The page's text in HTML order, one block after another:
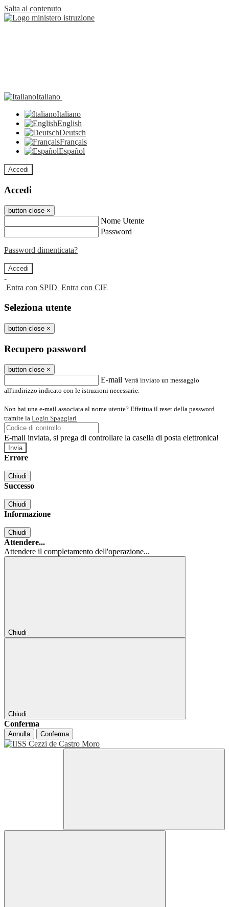
Salta al contenuto
Italiano
Italiano
English
Deutsch
Français
Español
Accedi
Accedi
button close ×
Nome Utente
Password
Password dimenticata?
-
Entra con SPID Entra con CIE
Seleziona utente
button close ×
Recupero password
button close ×
E-mail Verrà inviato un messaggio
all'indirizzo indicato con le istruzioni necessarie.
Non hai una e-mail associata al nome utente? Effettua il reset della password
tramite la Login Spaggiari
E-mail inviata, si prega di controllare la casella di posta elettronica!
Errore
Chiudi
Successo
Chiudi
Informazione
Chiudi
Attendere...
Attendere il completamento dell'operazione...
Chiudi
Chiudi
Conferma
Annulla Conferma